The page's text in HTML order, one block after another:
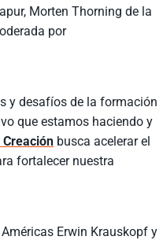
Morten Thorning de la
por
y desafíos de la formación
que estamos haciendo y
busca acelerar el
fortalecer nuestra
Erwin Krauskopf y